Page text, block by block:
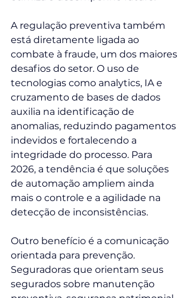
A regulação preventiva também
está diretamente ligada ao
combate à fraude, um dos maiores
desafios do setor. O uso de
tecnologias como analytics, IA e
cruzamento de bases de dados
auxilia na identificação de
anomalias, reduzindo pagamentos
indevidos e fortalecendo a
integridade do processo. Para
2026, a tendência é que soluções
de automação ampliem ainda
mais o controle e a agilidade na
detecção de inconsistências.
Outro benefício é a comunicação
orientada para prevenção.
Seguradoras que orientam seus
segurados sobre manutenção